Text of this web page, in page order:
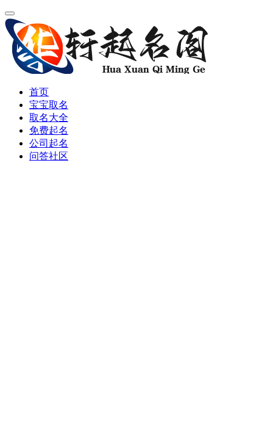
首页
宝宝取名
取名大全
免费起名
公司起名
问答社区